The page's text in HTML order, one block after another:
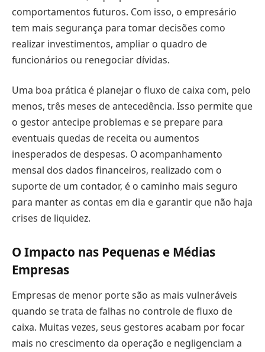
comportamentos futuros. Com isso, o empresário
tem mais segurança para tomar decisões como
realizar investimentos, ampliar o quadro de
funcionários ou renegociar dívidas.
Uma boa prática é planejar o fluxo de caixa com, pelo
menos, três meses de antecedência. Isso permite que
o gestor antecipe problemas e se prepare para
eventuais quedas de receita ou aumentos
inesperados de despesas. O acompanhamento
mensal dos dados financeiros, realizado com o
suporte de um contador, é o caminho mais seguro
para manter as contas em dia e garantir que não haja
crises de liquidez.
O Impacto nas Pequenas e Médias
Empresas
Empresas de menor porte são as mais vulneráveis
quando se trata de falhas no controle de fluxo de
caixa. Muitas vezes, seus gestores acabam por focar
mais no crescimento da operação e negligenciam a